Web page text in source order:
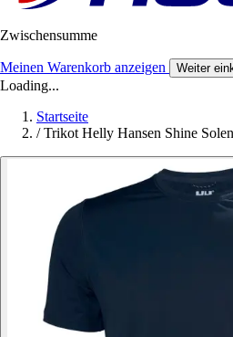
Zwischensumme
Meinen Warenkorb anzeigen Weiter
Loading...
Startseite
/ Trikot Helly Hansen Shine Solen